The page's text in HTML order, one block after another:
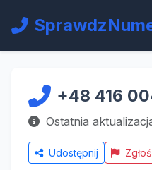
+48 416
Ostatnia
Udostępnij Zgłoś